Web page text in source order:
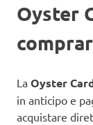
Oyster
La Oyster
in anticipo e
acquistare